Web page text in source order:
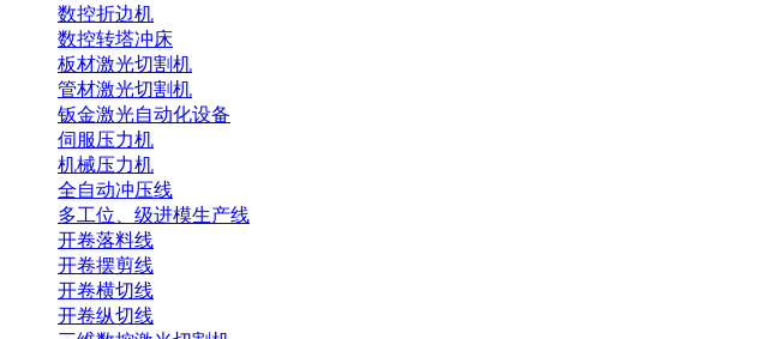
数控折边机
数控转塔冲床
板材激光切割机
管材激光切割机
钣金激光自动化设备
伺服压力机
机械压力机
全自动冲压线
多工位、级进模生产线
开卷落料线
开卷摆剪线
开卷横切线
开卷纵切线